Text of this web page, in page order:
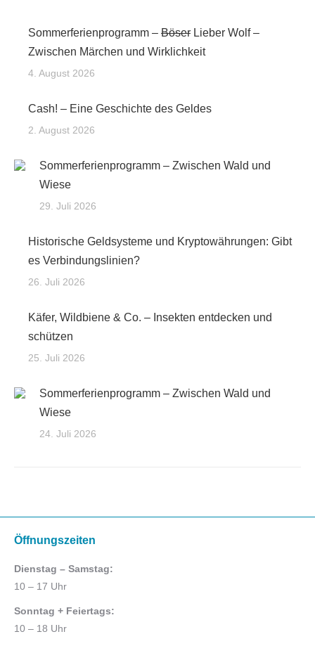
Sommerferienprogramm – Böser Lieber Wolf –
Zwischen Märchen und Wirklichkeit
4. August 2026
Cash! – Eine Geschichte des Geldes
2. August 2026
Sommerferienprogramm – Zwischen Wald und
Wiese
29. Juli 2026
Historische Geldsysteme und Kryptowährungen: Gibt
es Verbindungslinien?
26. Juli 2026
Käfer, Wildbiene & Co. – Insekten entdecken und
schützen
25. Juli 2026
Sommerferienprogramm – Zwischen Wald und
Wiese
24. Juli 2026
Öffnungszeiten
Dienstag – Samstag:
10 – 17 Uhr
Sonntag + Feiertags:
10 – 18 Uhr